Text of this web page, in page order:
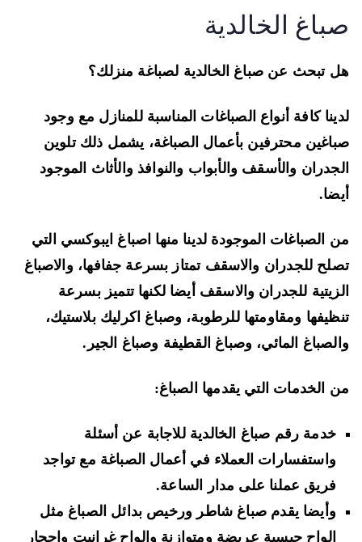
الخالدية
تبحث عن صباغ الخالدية لصباغة منزلك؟
كافة أنواع الصباغات المناسبة للمنازل مع وجود
محترفين بأعمال الصباغة، يشمل ذلك تلوين
والأسقف والأبواب والنوافذ والأثاث الموجود
الصباغات الموجودة لدينا منها اصباغ ايبوكسي التي
للجدران والاسقف تمتاز بسرعة جفافها، والاصباغ
للجدران والاسقف أيضا لكنها تتميز بسرعة
ومقاومتها للرطوبة، وصباغ اكرليك بلاستيك،
المائي، وصباغ القطيفة وصباغ الجير.
الخدمات التي يقدمها الصباغ:
خدمة رقم صباغ الخالدية للاجابة عن أسئلة
واستفسارات العملاء في أعمال الصباغة مع تواجد
فريق عملنا على مدار الساعة.
وأيضا يقدم صباغ شاطر ورخيص بدائل الصباغ مثل
الواح جبسية عريضة ومتوازنة والواح غرانيت واحجار